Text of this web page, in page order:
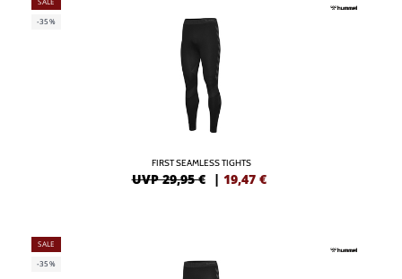
-35%
FIRST SEAMLESS TIGHTS
UVP 29,95 € | 19,47 €
SALE
-35%